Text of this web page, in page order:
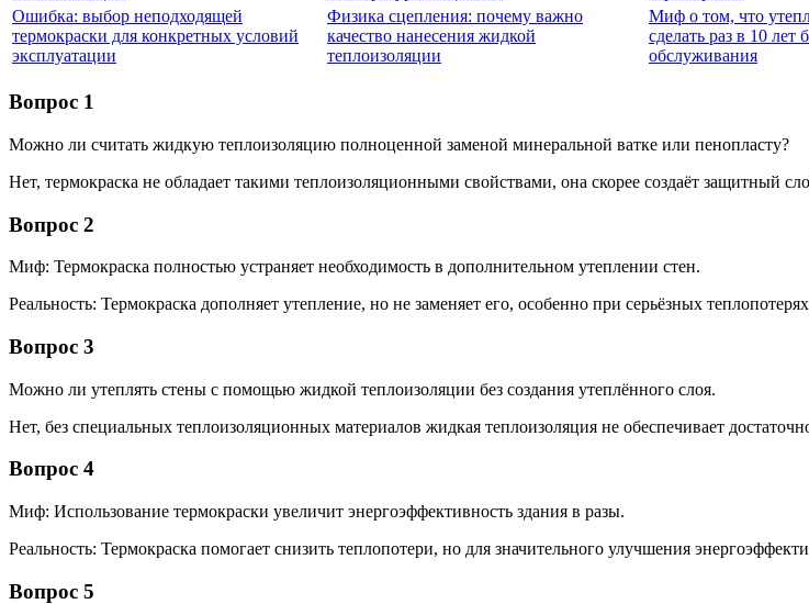
Ошибка: выбор неподходящей
термокраски для конкретных условий
эксплуатации
Физика сцепления: почему важно
качество нанесения жидкой
теплоизоляции
Миф о том, что
сделать раз в 10 лет
обслуживания
Вопрос 1
Можно ли считать жидкую теплоизоляцию полноценной заменой минеральной ватке или пенопласту?
Нет, термокраска не обладает такими теплоизоляционными свойствами, она скорее создаёт защитный
Вопрос 2
Миф: Термокраска полностью устраняет необходимость в дополнительном утеплении стен.
Реальность: Термокраска дополняет утепление, но не заменяет его, особенно при серьёзных
Вопрос 3
Можно ли утеплять стены с помощью жидкой теплоизоляции без создания утеплённого слоя.
Нет, без специальных теплоизоляционных материалов жидкая теплоизоляция не обеспечивает
Вопрос 4
Миф: Использование термокраски увеличит энергоэффективность здания в разы.
Реальность: Термокраска помогает снизить теплопотери, но для значительного улучшения
Вопрос 5